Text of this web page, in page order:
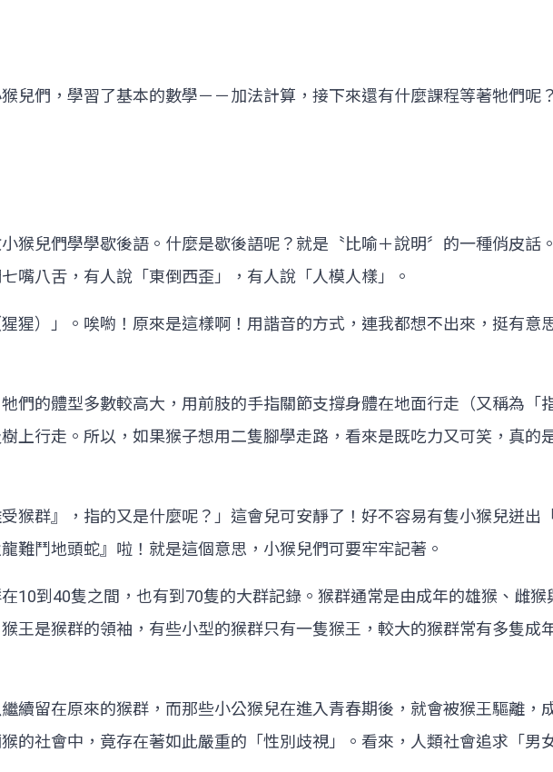
兒們，學習了基本的數學－－加法計算，接下來還有什麼課程等著牠們呢
猴兒們學學歇後語。什麼是歇後語呢？就是〝比喻＋說明〞的一種俏皮話
嘴八舌，有人說「東倒西歪」，有人說「人模人樣」。
猩）」。唉喲！原來是這樣啊！用諧音的方式，連我都想不出來，挺有意
們的體型多數較高大，用前肢的手指關節支撐身體在地面行走（又稱為「
上行走。所以，如果猴子想用二隻腳學走路，看來是既吃力又可笑，真的
猴群』，指的又是什麼呢？」這會兒可安靜了！好不容易有隻小猴兒迸出
難鬥地頭蛇』啦！就是這個意思，小猴兒們可要牢牢記著。
10到40隻之間，也有到70隻的大群記錄。猴群通常是由成年的雄猴、雌
王是猴群的領袖，有些小型的猴群只有一隻猴王，較大的猴群常有多隻成
續留在原來的猴群，而那些小公猴兒在進入青春期後，就會被猴王驅離，
的社會中，竟存在著如此嚴重的「性別歧視」。看來，人類社會追求「男